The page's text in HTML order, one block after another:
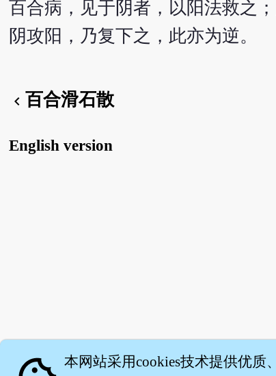
百合病，见于阴者，以阳法救之
阴攻阳，乃复下之，此亦为逆。
chevron_left 百合滑石散
English version
本网站采用cookies技术提供优质